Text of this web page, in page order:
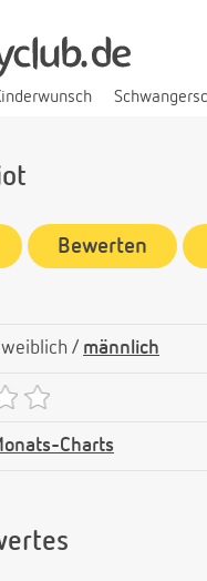
Bewerten
weiblich / männlich
Charts